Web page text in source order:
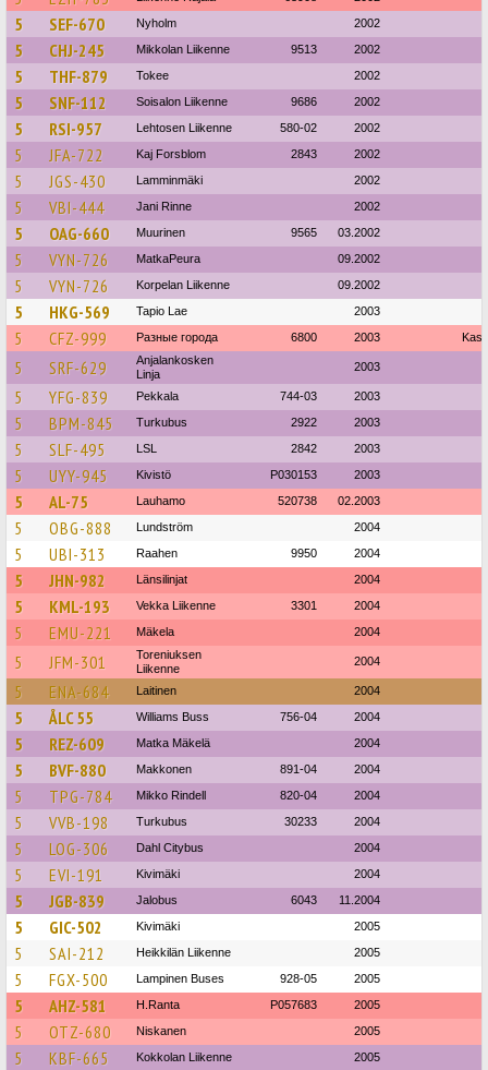
5 SEF-670 Nyholm 2002
5 CHJ-245 Mikkolan Liikenne 9513 2002
5 THF-879 Tokee 2002
5 SNF-112 Soisalon Liikenne 9686 2002
5 RSI-957 Lehtosen Liikenne 580-02 2002
5 JFA-722 Kaj Forsblom 2843 2002
5 JGS-430 Lamminmäki 2002
5 VBI-444 Jani Rinne 2002
5 OAG-660 Muurinen 9565 03.2002
5 VYN-726 MatkaPeura 09.2002
5 VYN-726 Korpelan Liikenne 09.2002
5 HKG-569 Tapio Lae 2003
5 CFZ-999 Разные города 6800 2003
5 SRF-629
Anjalankosken
Linja
2003
5 YFG-839 Pekkala 744-03 2003
5 BPM-845 Turkubus 2922 2003
5 SLF-495 LSL 2842 2003
5 UYY-945 Kivistö P030153 2003
5 AL-75 Lauhamo 520738 02.2003
5 OBG-888 Lundström 2004
5 UBI-313 Raahen 9950 2004
5 JHN-982 Länsilinjat 2004
5 KML-193 Vekka Liikenne 3301 2004
5 EMU-221 Mäkela 2004
5 JFM-301
Toreniuksen
Liikenne
2004
5 ENA-684 Laitinen 2004
5 ÅLC 55 Williams Buss 756-04 2004
5 REZ-609 Matka Mäkelä 2004
5 BVF-880 Makkonen 891-04 2004
5 TPG-784 Mikko Rindell 820-04 2004
5 VVB-198 Turkubus 30233 2004
5 LOG-306 Dahl Citybus 2004
5 EVI-191 Kivimäki 2004
5 JGB-839 Jalobus 6043 11.2004
5 GIC-502 Kivimäki 2005
5 SAI-212 Heikkilän Liikenne 2005
5 FGX-500 Lampinen Buses 928-05 2005
5 AHZ-581 H.Ranta P057683 2005
5 OTZ-680 Niskanen 2005
5 KBF-665 Kokkolan Liikenne 2005